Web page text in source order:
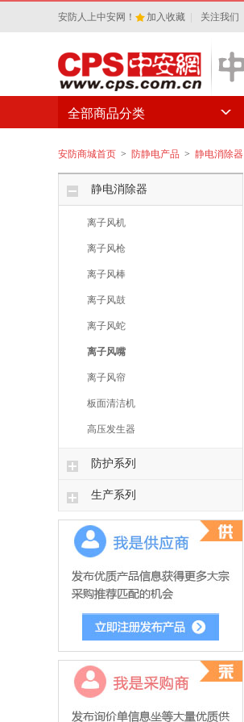
安防人上中安网！ 加入收藏 关注我们
全部商品分类
安防商城首页 > 防静电产品 > 静电消除器
静电消除器
离子风机
离子风枪
离子风棒
离子风鼓
离子风蛇
离子风嘴
离子风帘
板面清洁机
高压发生器
防护系列
生产系列